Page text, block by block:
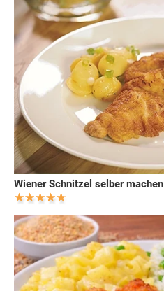
Wiener Schnitzel selber machen